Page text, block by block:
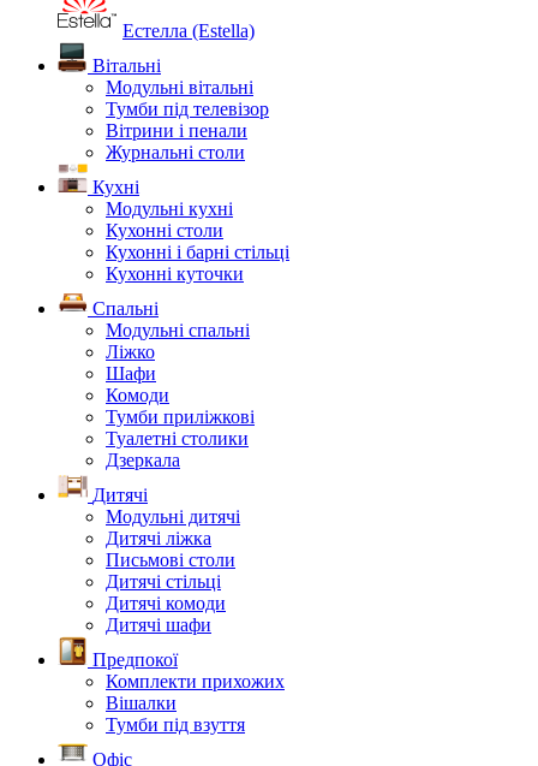
Естелла (Estella)
Вітальні
Модульні вітальні
Тумби під телевізор
Вітрини і пенали
Журнальні столи
Кухні
Модульні кухні
Кухонні столи
Кухонні і барні стільці
Кухонні куточки
Спальні
Модульні спальні
Ліжко
Шафи
Комоди
Тумби приліжкові
Туалетні столики
Дзеркала
Дитячі
Модульні дитячі
Дитячі ліжка
Письмові столи
Дитячі стільці
Дитячі комоди
Дитячі шафи
Предпокої
Комплекти прихожих
Вішалки
Тумби під взуття
Офіс